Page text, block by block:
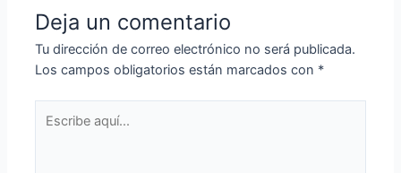
Deja un comentario
Tu dirección de correo electrónico no será publicada.
Los campos obligatorios están marcados con *